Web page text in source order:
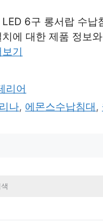
6구 롱서랍 수납
에 대한 제품 정보
보기
리어
리나, 에몬스수납침대 ,